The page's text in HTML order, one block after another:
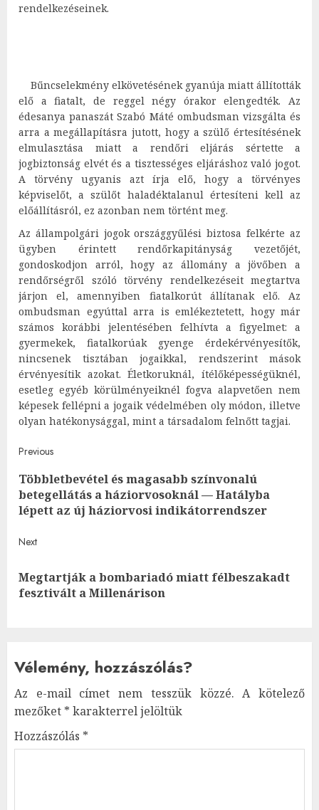
rendelkezéseinek.
Bűncselekmény elkövetésének gyanúja miatt állították
elő a fiatalt, de reggel négy órakor elengedték. Az
édesanya panaszát Szabó Máté ombudsman vizsgálta és
arra a megállapításra jutott, hogy a szülő értesítésének
elmulasztása miatt a rendőri eljárás sértette a
jogbiztonság elvét és a tisztességes eljáráshoz való jogot.
A törvény ugyanis azt írja elő, hogy a törvényes
képviselőt, a szülőt haladéktalanul értesíteni kell az
előállításról, ez azonban nem történt meg.
Az állampolgári jogok országgyűlési biztosa felkérte az
ügyben érintett rendőrkapitányság vezetőjét,
gondoskodjon arról, hogy az állomány a jövőben a
rendőrségről szóló törvény rendelkezéseit megtartva
járjon el, amennyiben fiatalkorút állítanak elő. Az
ombudsman egyúttal arra is emlékeztetett, hogy már
számos korábbi jelentésében felhívta a figyelmet: a
gyermekek, fiatalkorúak gyenge érdekérvényesítők,
nincsenek tisztában jogaikkal, rendszerint mások
érvényesítik azokat. Életkoruknál, ítélőképességüknél,
esetleg egyéb körülményeiknél fogva alapvetően nem
képesek fellépni a jogaik védelmében oly módon, illetve
olyan hatékonysággal, mint a társadalom felnőtt tagjai.
Post
navigation
Previous
Többletbevétel és magasabb színvonalú
betegellátás a háziorvosoknál — Hatályba
lépett az új háziorvosi indikátorrendszer
Next
Next
post:
Megtartják a bombariadó miatt félbeszakadt
fesztivált a Millenárison
Vélemény, hozzászólás?
Az e-mail címet nem tesszük közzé. A kötelező
mezőket * karakterrel jelöltük
Hozzászólás *